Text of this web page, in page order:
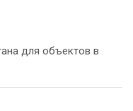
для объектов в